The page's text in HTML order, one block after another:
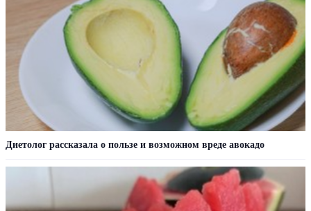
Диетолог рассказала о пользе и возможном вреде авокадо